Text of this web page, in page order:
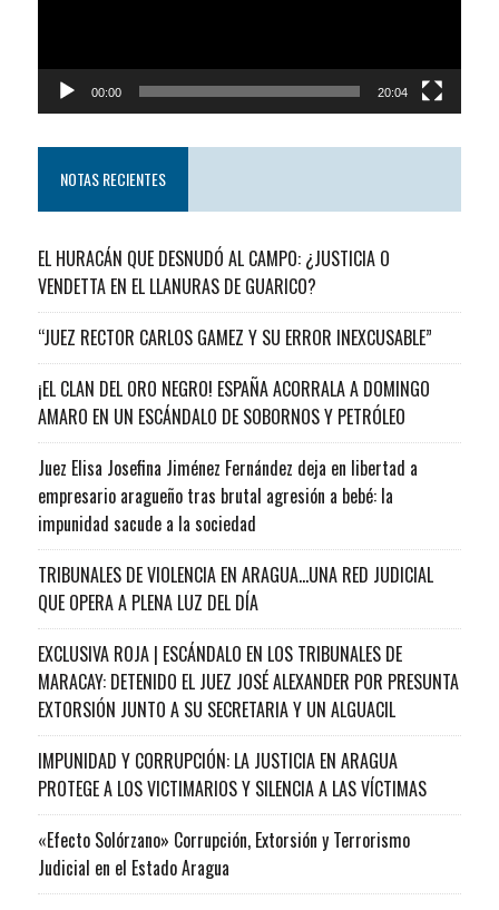
00:00 20:04
NOTAS RECIENTES
EL HURACÁN QUE DESNUDÓ AL CAMPO: ¿JUSTICIA O
VENDETTA EN EL LLANURAS DE GUARICO?
“JUEZ RECTOR CARLOS GAMEZ Y SU ERROR INEXCUSABLE”
¡EL CLAN DEL ORO NEGRO! ESPAÑA ACORRALA A DOMINGO
AMARO EN UN ESCÁNDALO DE SOBORNOS Y PETRÓLEO
Juez Elisa Josefina Jiménez Fernández deja en libertad a
empresario aragueño tras brutal agresión a bebé: la
impunidad sacude a la sociedad
TRIBUNALES DE VIOLENCIA EN ARAGUA…UNA RED JUDICIAL
QUE OPERA A PLENA LUZ DEL DÍA
EXCLUSIVA ROJA | ESCÁNDALO EN LOS TRIBUNALES DE
MARACAY: DETENIDO EL JUEZ JOSÉ ALEXANDER POR PRESUNTA
EXTORSIÓN JUNTO A SU SECRETARIA Y UN ALGUACIL
IMPUNIDAD Y CORRUPCIÓN: LA JUSTICIA EN ARAGUA
PROTEGE A LOS VICTIMARIOS Y SILENCIA A LAS VÍCTIMAS
«Efecto Solórzano» Corrupción, Extorsión y Terrorismo
Judicial en el Estado Aragua